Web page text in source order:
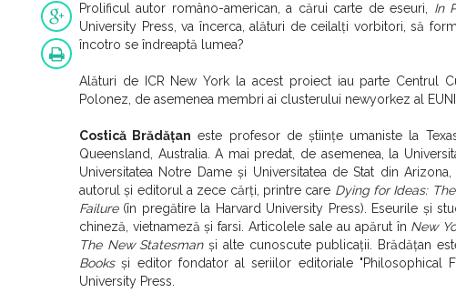
Prolificul autor româno-american, a cărui carte de eseuri, In
University Press, va încerca, alături de ceilalți vorbitori, să
încotro se îndreaptă lumea?
Alături de ICR New York la acest proiect iau parte Centrul
Polonez, de asemenea membri ai clusterului newyorkez al
Costică Brădățan este profesor de științe umaniste la
Queensland, Australia. A mai predat, de asemenea, la
Universitatea Notre Dame și Universitatea de Stat din
autorul și editorul a zece cărți, printre care Dying for Ideas:
Failure(în pregătire la Harvard University Press). Eseurile și
chineză, vietnameză și farsi. Articolele sale au apărut în New
The New Statesmanși alte cunoscute publicații. Brădățan
Booksși editor fondator al seriilor editoriale "Philosophical
University Press.